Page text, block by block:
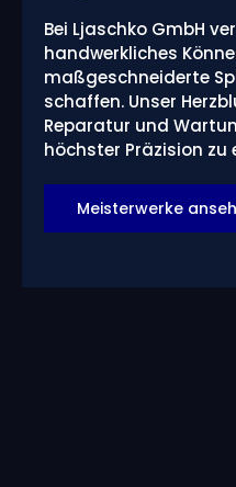
Bei Ljaschko GmbH
handwerkliches
maßgeschneiderte
schaffen. Unser
Reparatur und
höchster Präzision zu
Meisterwerke